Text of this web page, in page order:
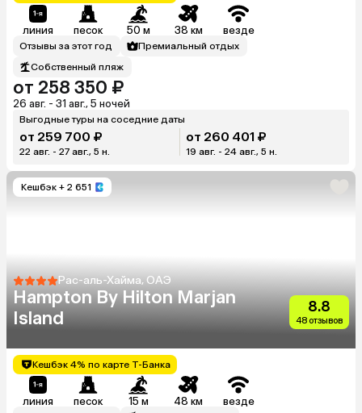
линия песок 50 м 38 км везде
Отзывы за этот год
Премиальный отдых
Собственный пляж
от 258 350 ₽
26 авг. - 31 авг., 5 ночей
Выгодные туры на соседние даты
от 259 700 ₽
22 авг. - 27 авг., 5 н.
от 260 401 ₽
19 авг. - 24 авг., 5 н.
Кешбэк + 2 651
Рас-аль-Хайма, ОАЭ
Hampton By Hilton Marjan
Island
8.8
48 отзывов
Кешбэк 4% по карте Т-Банка
линия песок 15 м 48 км везде